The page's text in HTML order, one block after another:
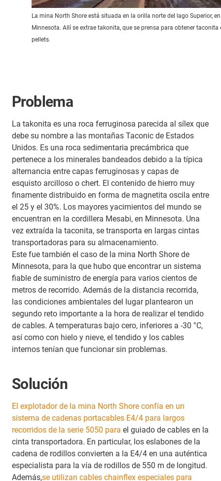
La mina North Shore está situada en la orilla norte del lago Superior, en
Minnesota. Allí se extrae takonita, que se prensa para obtener taconita
pellets.
Problema
La takonita es una roca ferruginosa parecida al sílex que
debe su nombre a las montañas Taconic de Estados
Unidos. Es una roca sedimentaria precámbrica que
pertenece a los minerales bandeados debido a la típica
alternancia entre capas ferruginosas y capas de
esquisto arcilloso o chert. El contenido de hierro muy
finamente distribuido en forma de magnetita oscila entre
el 25 y el 30%. Los mayores yacimientos del mundo se
encuentran en la cordillera Mesabi, en Minnesota. Una
vez extraída la taconita, se transporta en largas cintas
transportadoras para su almacenamiento.
Este fue también el caso de la mina North Shore de
Minnesota, para la que hubo que encontrar un sistema
fiable de suministro de energía para varios cientos de
metros de recorrido. Además de la distancia recorrida,
las condiciones ambientales del lugar plantearon un
segundo reto importante a la hora de realizar el tendido
de cables. A temperaturas bajo cero, inferiores a -30 °C,
así como con hielo y nieve, el tendido y los cables
internos tenían que funcionar sin problemas.
Solución
El explotador de la mina North Shore confía en un
sistema de cadenas portacables E4/4 para largos
recorridos de la serie 5050 para el guiado de cables en la
cinta transportadora. En particular, los eslabones de la
cadena de rodillos convierten a la E4/4 en una auténtica
especialista para la vía de rodillos de 550 m de longitud.
Además,se utilizan cables chainflex especiales para